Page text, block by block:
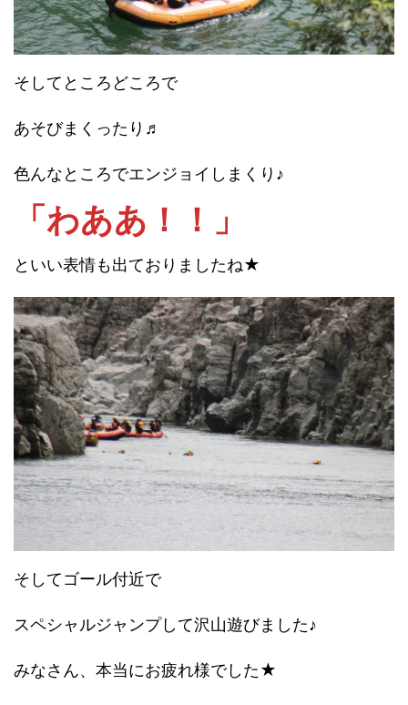
そしてところどころで
あそびまくったり♬
色んなところでエンジョイしまくり♪
「わああ！！」
といい表情も出ておりましたね★
そしてゴール付近で
スペシャルジャンプして沢山遊びました♪
みなさん、本当にお疲れ様でした★